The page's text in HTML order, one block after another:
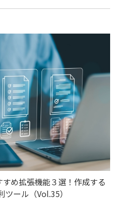
め拡張機能３選！作成する
ール（Vol.35）